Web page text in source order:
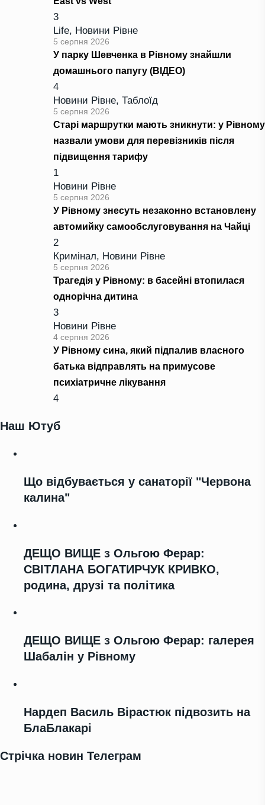
3
Life, Новини Рівне
5 серпня 2026
У парку Шевченка в Рівному знайшли
домашнього папугу (ВІДЕО)
4
Новини Рівне, Таблоїд
5 серпня 2026
Старі маршрутки мають зникнути: у Рівному
назвали умови для перевізників після
підвищення тарифу
1
Новини Рівне
5 серпня 2026
У Рівному знесуть незаконно встановлену
автомийку самообслуговування на Чайці
2
Кримінал, Новини Рівне
5 серпня 2026
Трагедія у Рівному: в басейні втопилася
однорічна дитина
3
Новини Рівне
4 серпня 2026
У Рівному сина, який підпалив власного
батька відправлять на примусове
психіатричне лікування
4
Наш Ютуб
Що відбувається у санаторії "Червона
калина"
ДЕЩО ВИЩЕ з Ольгою Ферар:
СВІТЛАНА БОГАТИРЧУК КРИВКО,
родина, друзі та політика
ДЕЩО ВИЩЕ з Ольгою Ферар: галерея
Шабалін у Рівному
Нардеп Василь Вірастюк підвозить на
БлаБлакарі
Стрічка новин Телеграм